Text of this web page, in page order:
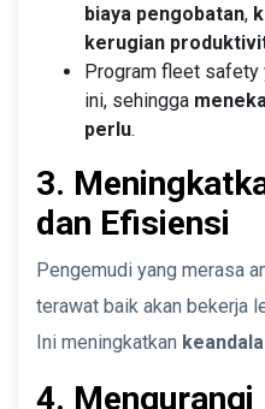
biaya pengobatan,
kerugian
Program fleet safety
ini, sehingga
perlu.
3.
dan Efisiensi
Pengemudi yang merasa
terawat baik akan bekerja
Ini meningkatkan
4. Mengurangi